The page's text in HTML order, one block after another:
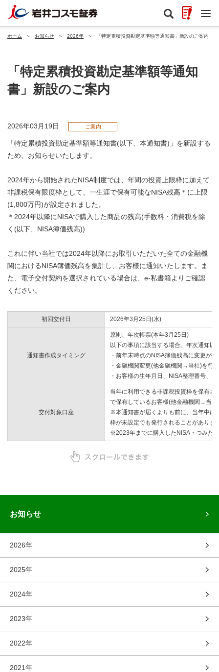
ホーム ＞ お知らせ ＞ 2026年 ＞ 「特定累積投資勘定基準額等通知書」新設のご案内
「特定累積投資勘定基準額等通知
書」新設のご案内
2026年03月19日 ご案内
「特定累積投資勘定基準額等通知書(以下、本通知書)」を新設する
ため、お知らせいたします。
2024年から開始されたNISA制度では、年間の投資上限枠に加えて
非課税保有限度枠として、一生涯で保有可能なNISA残高＊に上限
(1,800万円)が設定されました。
＊2024年以降にNISAで購入した商品の残高(手数料・消費税を除
く(以下、NISA簿価残高))
これに伴い当社では2024年以降にお取引いただいた全ての金融機
関におけるNISA簿価残高を集計し、お客様に通知いたします。ま
た、電子交付契約を選択されている場合は、e-私書箱よりご確認
ください。
初回交付日 2026年3月25日(水)
通知書作成タイミング
原則、年次帳票(本年3月25日)
以下の事項に該当する場合、年次通知
・前年末時点のNISA簿価残高に変更が
・金融機関変更(他金融機関→当社)を行
・お客様の生年月日、NISA整理番号、
交付対象口座
当年に利用できる非課税投資枠を保有
で保有しているお客様(他金融機関→当
※本通知書が届くよりも前に、当年中に
枠が未設定でも発行されることがありま
※2023年までに購入したNISA・つみた
お知らせ
2026年
2025年
2024年
2023年
2022年
2021年